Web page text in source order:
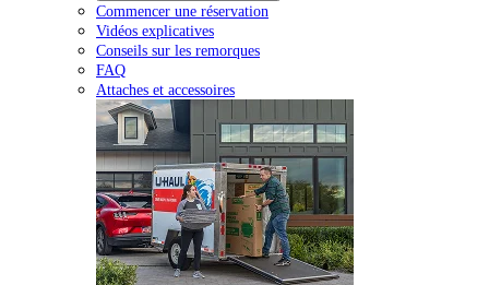
Commencer une réservation
Vidéos explicatives
Conseils sur les remorques
FAQ
Attaches et accessoires